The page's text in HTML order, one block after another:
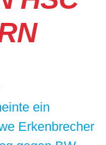
ein
Erkenbrecher